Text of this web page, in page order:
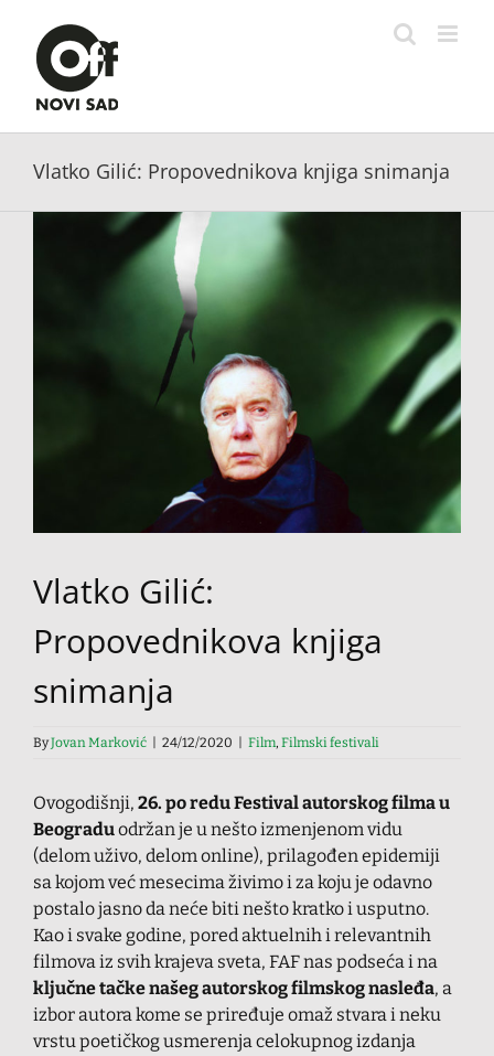
content
Vlatko Gilić: Propovednikova knjiga snimanja
Vlatko Gilić:
Propovednikova knjiga
snimanja
ByJovan Marković 24/12/2020 Film, Filmski festivali
Ovogodišnji, 26. po redu Festival autorskog filma u
Beograduodržan je u nešto izmenjenom vidu
(delom uživo, delom online), prilagođen epidemiji
sa kojom već mesecima živimo i za koju je odavno
postalo jasno da neće biti nešto kratko i usputno.
Kao i svake godine, pored aktuelnih i relevantnih
filmova iz svih krajeva sveta, FAF nas podseća i na
ključne tačke našeg autorskog filmskog nasleđa, a
izbor autora kome se priređuje omaž stvara i neku
vrstu poetičkog usmerenja celokupnog izdanja